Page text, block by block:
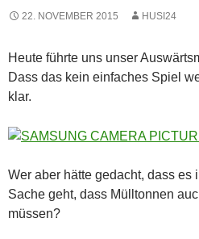
22. NOVEMBER 2015 HUSI24
Heute führte uns unser
Dass das kein einfaches Spiel
klar.
Wer aber hätte gedacht, dass es
Sache geht, dass Mülltonnen
müssen?